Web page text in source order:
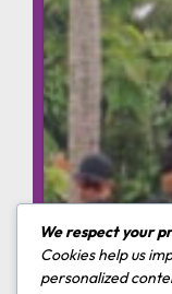
We respect your
Cookies help us
personalized